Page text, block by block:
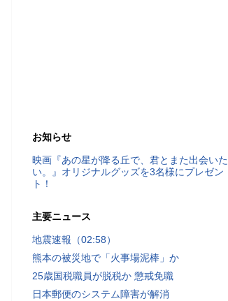
お知らせ
映画『あの星が降る丘で、君とまた出会いた
い。』オリジナルグッズを3名様にプレゼン
ト！
主要ニュース
地震速報（02:58）
熊本の被災地で「火事場泥棒」か
25歳国税職員が脱税か 懲戒免職
日本郵便のシステム障害が解消